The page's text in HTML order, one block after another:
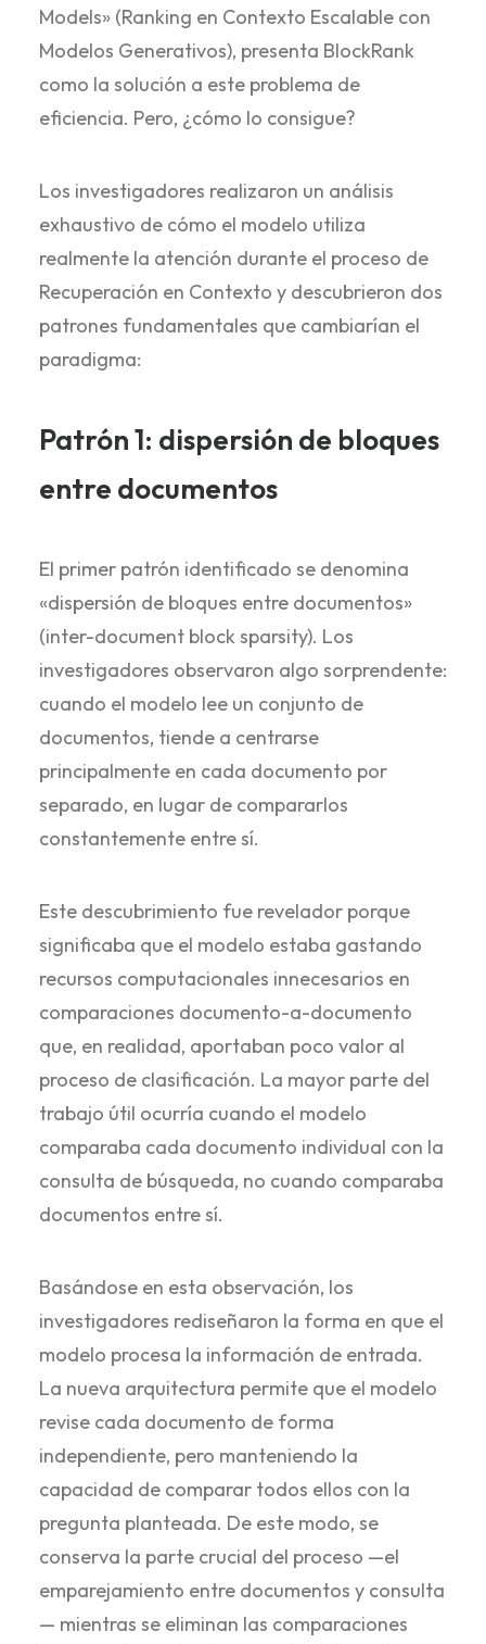
Models» (Ranking en Contexto Escalable con
Modelos Generativos), presenta BlockRank
como la solución a este problema de
eficiencia. Pero, ¿cómo lo consigue?
Los investigadores realizaron un análisis
exhaustivo de cómo el modelo utiliza
realmente la atención durante el proceso de
Recuperación en Contexto y descubrieron dos
patrones fundamentales que cambiarían el
paradigma:
Patrón 1: dispersión de bloques
entre documentos
El primer patrón identificado se denomina
«dispersión de bloques entre documentos»
(inter-document block sparsity). Los
investigadores observaron algo sorprendente:
cuando el modelo lee un conjunto de
documentos, tiende a centrarse
principalmente en cada documento por
separado, en lugar de compararlos
constantemente entre sí.
Este descubrimiento fue revelador porque
significaba que el modelo estaba gastando
recursos computacionales innecesarios en
comparaciones documento-a-documento
que, en realidad, aportaban poco valor al
proceso de clasificación. La mayor parte del
trabajo útil ocurría cuando el modelo
comparaba cada documento individual con la
consulta de búsqueda, no cuando comparaba
documentos entre sí.
Basándose en esta observación, los
investigadores rediseñaron la forma en que el
modelo procesa la información de entrada.
La nueva arquitectura permite que el modelo
revise cada documento de forma
independiente, pero manteniendo la
capacidad de comparar todos ellos con la
pregunta planteada. De este modo, se
conserva la parte crucial del proceso —el
emparejamiento entre documentos y consulta
— mientras se eliminan las comparaciones